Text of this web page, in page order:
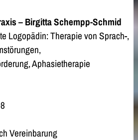
– Birgitta Schempp-Schmid
Logopädin: Therapie von Sprach-,
Aphasietherapie
Vereinbarung